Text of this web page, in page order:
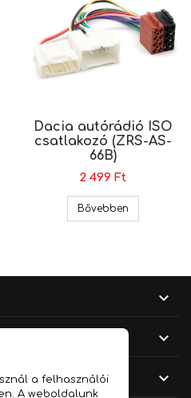
9" autórádió beszerelõ keret,
Dacia autórádió ISO
csatlakozó (ZRS-AS-
66B)
2 499 Ft
Bővebben



a felhasználói
A weboldalunk